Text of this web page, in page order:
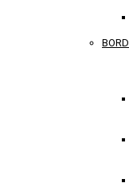
BORD